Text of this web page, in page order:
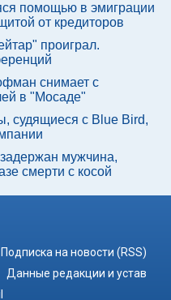
помощью в эмиграции
от кредиторов
проиграл.
снимает с
в "Мосаде"
судящиеся с Blue Bird,
мужчина,
смерти с косой
Подписка на новости (RSS)
Данные редакции и устав